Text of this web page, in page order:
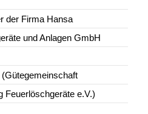
der Firma Hansa
und Anlagen GmbH
Feuerlöschgeräte e.V.)